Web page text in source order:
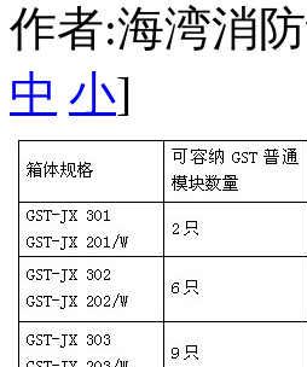
作者:海湾消
中 小]